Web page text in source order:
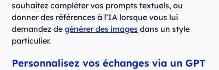
souhaitez compléter vos prompts textuels, ou
donner des références à l’IA lorsque vous lui
demandez de générer des images dans un style
particulier.
Personnalisez vos échanges via un GPT